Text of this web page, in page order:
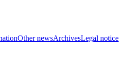
Other newsArchivesLegal notice